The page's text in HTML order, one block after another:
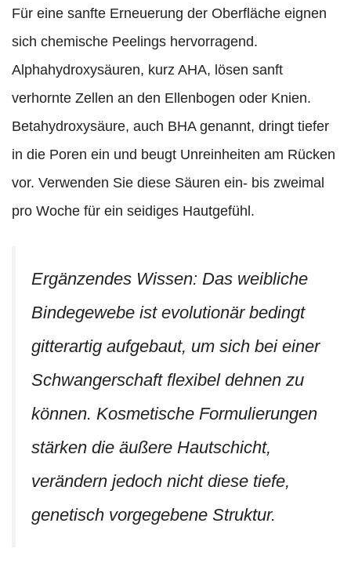
Für eine sanfte Erneuerung der Oberfläche eignen
sich chemische Peelings hervorragend.
Alphahydroxysäuren, kurz AHA, lösen sanft
verhornte Zellen an den Ellenbogen oder Knien.
Betahydroxysäure, auch BHA genannt, dringt tiefer
in die Poren ein und beugt Unreinheiten am Rücken
vor. Verwenden Sie diese Säuren ein- bis zweimal
pro Woche für ein seidiges Hautgefühl.
Ergänzendes Wissen: Das weibliche
Bindegewebe ist evolutionär bedingt
gitterartig aufgebaut, um sich bei einer
Schwangerschaft flexibel dehnen zu
können. Kosmetische Formulierungen
stärken die äußere Hautschicht,
verändern jedoch nicht diese tiefe,
genetisch vorgegebene Struktur.